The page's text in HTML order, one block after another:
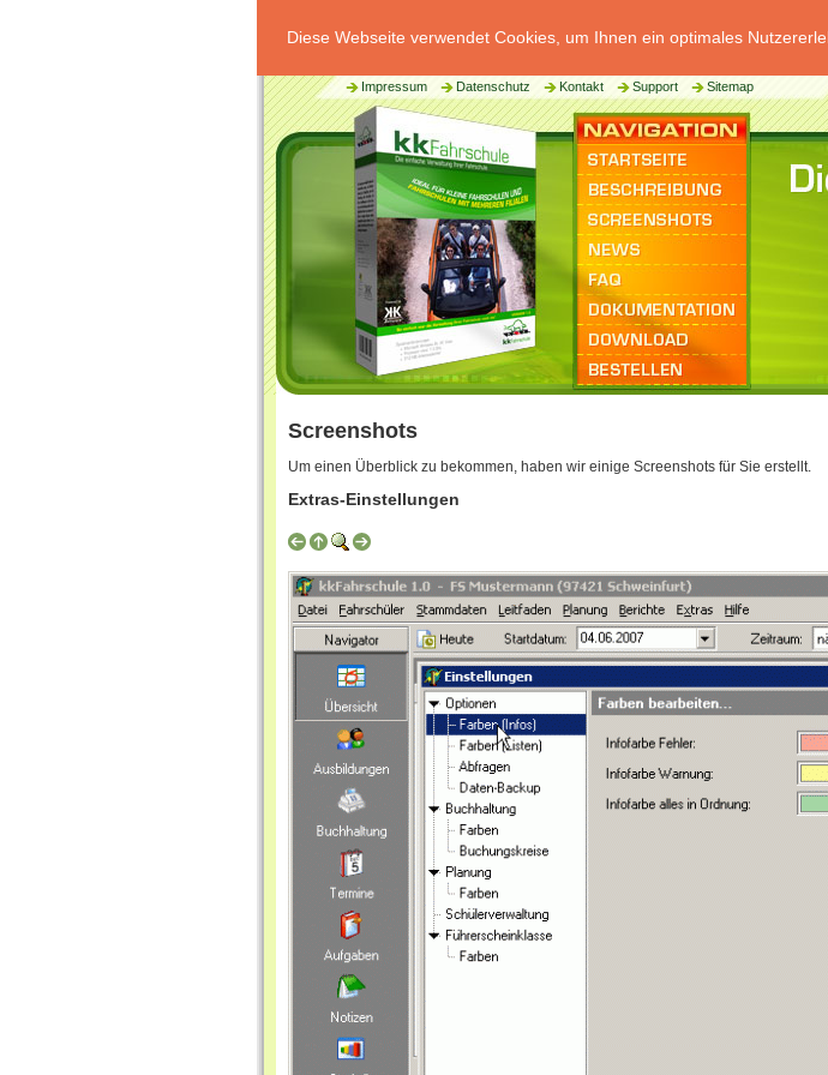
Diese Webseite verwendet Cookies, um Ihnen ein optimales
Impressum Datenschutz Kontakt Support Sitemap
Screenshots
Um einen Überblick zu bekommen, haben wir einige Screenshots für Sie erstellt.
Extras-Einstellungen